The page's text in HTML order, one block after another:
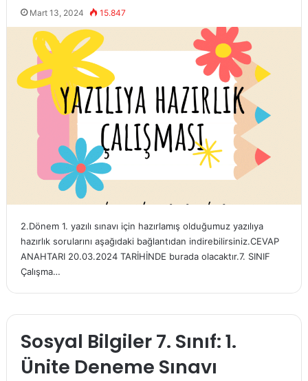
Mart 13, 2024 15.847
2.Dönem 1. yazılı sınavı için hazırlamış olduğumuz yazılıya
hazırlık sorularını aşağıdaki bağlantıdan indirebilirsiniz.CEVAP
ANAHTARI 20.03.2024 TARİHİNDE burada olacaktır.7. SINIF
Çalışma…
Sosyal Bilgiler 7. Sınıf: 1.
Ünite Deneme Sınavı